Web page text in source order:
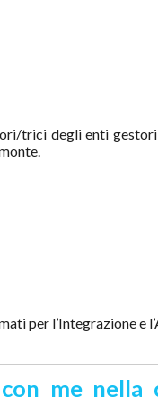
trici degli enti
per l’Integrazione e
me nella